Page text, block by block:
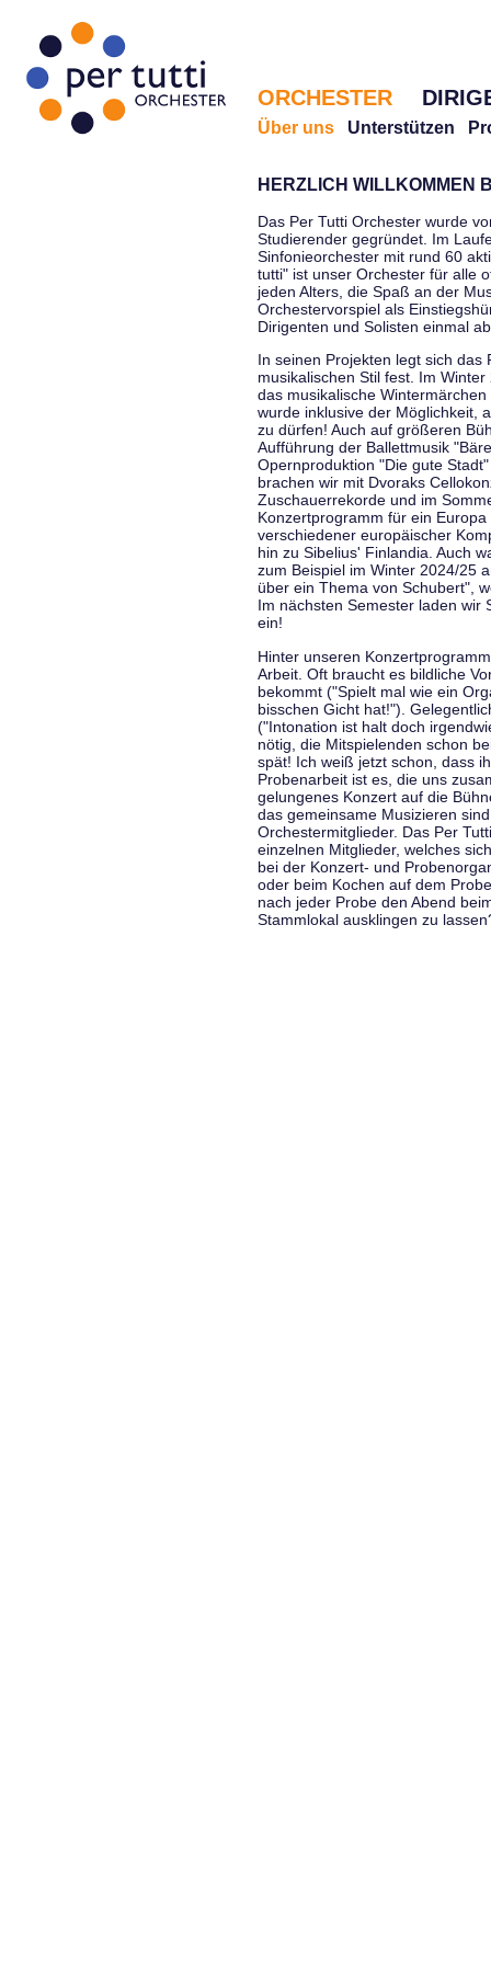
ORCHESTER
Über uns Unterstützen
HERZLICH WILLKOMMEN
Das Per Tutti Orchester wurde
Studierender gegründet. Im
Sinfonieorchester mit rund 60
tutti" ist unser Orchester für alle
jeden Alters, die Spaß an der
Orchestervorspiel als
Dirigenten und Solisten einmal
In seinen Projekten legt sich das
musikalischen Stil fest. Im
das musikalische
wurde inklusive der Möglichkeit,
zu dürfen! Auch auf größeren
Aufführung der Ballettmusik
Opernproduktion "Die gute
brachen wir mit Dvoraks
Zuschauerrekorde und im
Konzertprogramm für ein
verschiedener europäischer
hin zu Sibelius' Finlandia. Auch
zum Beispiel im Winter 2024/25
über ein Thema von Schubert",
Im nächsten Semester laden wir
ein!
Hinter unseren
Arbeit. Oft braucht es bildliche
bekommt ("Spielt mal wie ein
bisschen Gicht hat!").
("Intonation ist halt doch
nötig, die Mitspielenden schon
spät! Ich weiß jetzt schon, dass
Probenarbeit ist es, die uns
gelungenes Konzert auf die
das gemeinsame Musizieren
Orchestermitglieder. Das Per
einzelnen Mitglieder, welches
bei der Konzert- und
oder beim Kochen auf dem
nach jeder Probe den Abend
Stammlokal ausklingen zu